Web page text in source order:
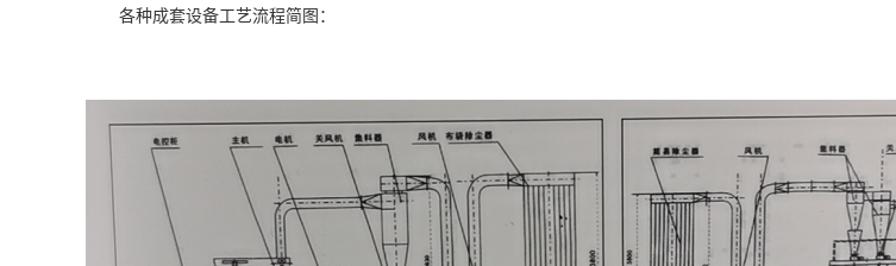
各种成套设备工艺流程简图：